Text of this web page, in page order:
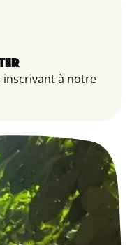
inscrivant à notre